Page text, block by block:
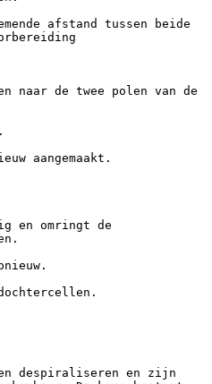
afstand tussen beide
naar de twee polen van de
aangemaakt.
en omringt de
despiraliseren en zijn